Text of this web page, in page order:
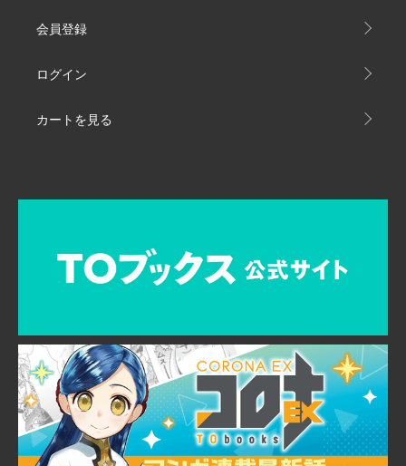
会員登録
ログイン
カートを見る